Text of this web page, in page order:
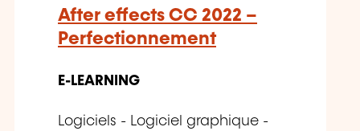
After effects CC 2022 –
Perfectionnement
E-LEARNING
Logiciels - Logiciel graphique -